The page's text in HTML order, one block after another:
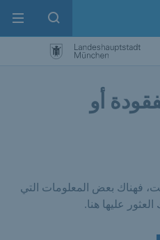
search
أو
فهناك بعض المعلومات التي
عليها هنا.